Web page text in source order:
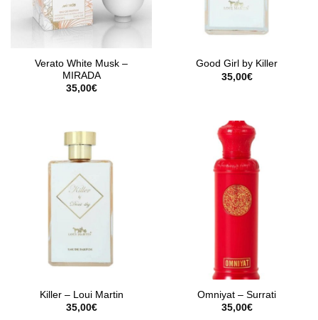
Verato White Musk –
MIRADA
35,00€
Good Girl by Killer
35,00€
Killer – Loui Martin
35,00€
Omniyat – Surrati
35,00€